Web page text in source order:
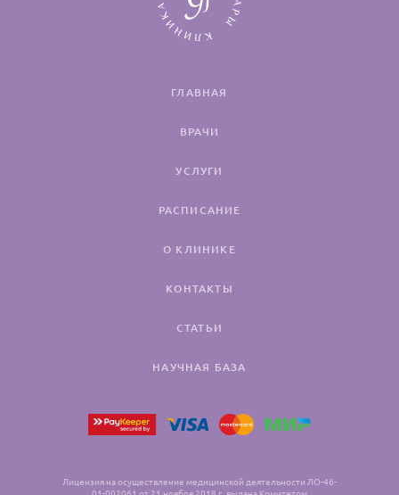
ГЛАВНАЯ
ВРАЧИ
УСЛУГИ
РАСПИСАНИЕ
О КЛИНИКЕ
КОНТАКТЫ
СТАТЬИ
НАУЧНАЯ БАЗА
Лицензия на осуществление медицинской деятельности ЛО-46-